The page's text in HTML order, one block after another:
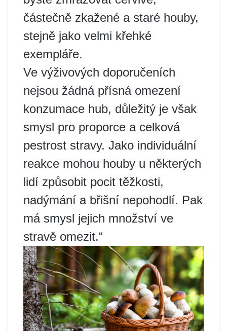
částečně zkažené a staré houby,
stejně jako velmi křehké
exempláře.
Ve výživových doporučeních
nejsou žádná přísná omezení
konzumace hub, důležitý je však
smysl pro proporce a celková
pestrost stravy. Jako individuální
reakce mohou houby u některých
lidí způsobit pocit těžkosti,
nadýmání a břišní nepohodlí. Pak
má smysl jejich množství ve
stravě omezit.“